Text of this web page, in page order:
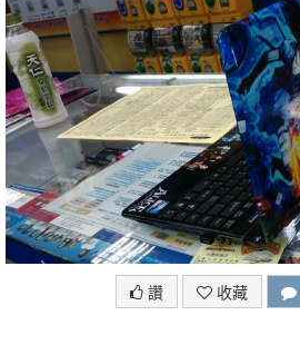
讚 收藏